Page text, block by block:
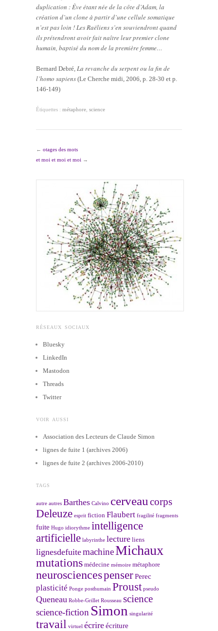
duplication : Ève étant née de la côte d’Adam, la
création d’un clone à partir d’une cellule somatique
n’est pas loin ! Les Raëliens s’en souviendront quand
ils prétendront avoir fait naître leur premier clone
humain, baptisé du nom de la première femme…
Bernard Debré, La revanche du serpent ou la fin de
l’homo sapiens (Le Cherche midi, 2006, p. 28-30 et p.
146-149)
Étiquettes : métaphore science
← otages des mots
et moi et moi et moi →
RÉSEAUX SOCIAUX
Bluesky
LinkedIn
Mastodon
Threads
Twitter
VOIR AUSSI
Association des Lecteurs de Claude Simon
lignes de fuite 1 (archives 2006)
lignes de fuite 2 (archives 2006-2010)
TAGS
autre autres Barthes Calvino cerveau corps
Deleuze esprit fiction Flaubert fragilité fragments
fuite Hugo idiorythme intelligence
artificielle labyrinthe lecture liens
lignesdefuitemachineMichaux
mutations médecine mémoire métaphore
neurosciencespenserPerec
plasticité Ponge posthumain Proust pseudo
Queneau Robbe-Grillet Rousseau science
science-fiction Simon singularité
travail virtuel écrireécriture